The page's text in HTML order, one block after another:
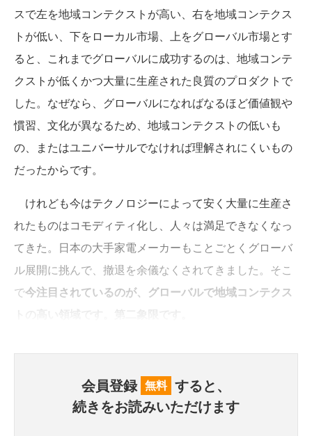
スで左を地域コンテクストが高い、右を地域コンテクス
トが低い、下をローカル市場、上をグローバル市場とす
ると、これまでグローバルに成功するのは、地域コンテ
クストが低くかつ大量に生産された良質のプロダクトで
した。なぜなら、グローバルになればなるほど価値観や
慣習、文化が異なるため、地域コンテクストの低いも
の、またはユニバーサルでなければ理解されにくいもの
だったからです。
けれども今はテクノロジーによって安く大量に生産さ
れたものはコモディティ化し、人々は満足できなくなっ
てきた。日本の大手家電メーカーもことごとくグローバ
ル展開に挑んで、撤退を余儀なくされてきました。そこ
で今注目されているのが、グローバルで地域コンテクス
会員登録 無料 すると、
続きをお読みいただけます